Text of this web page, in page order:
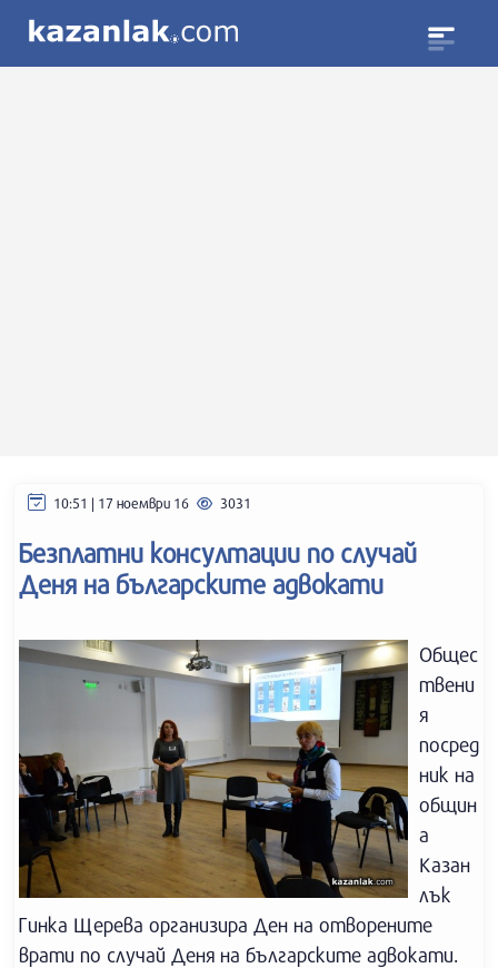
10:51 | 17 ноември 16 3031
Безплатни консултации по случай
Деня на българските адвокати
Общес
твени
я
посред
ник на
общин
а
Казан
лък
Гинка Щерева организира Ден на отворените
врати по случай Деня на българските адвокати.